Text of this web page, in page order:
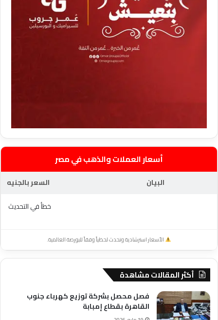
أسعار العملات والذهب في مصر
البيان
السعر بالجنيه
خطأ في التحديث
الأسعار استرشادية وتحدث لحظياً وفقاً للبورصة العالمية.
أكثر المقالات مشاهدة
فصل محصل بشركة توزيع كهرباء جنوب
القاهرة بقطاع إمبابة